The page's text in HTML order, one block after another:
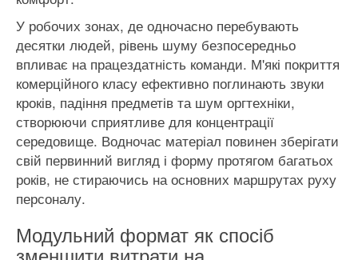
У робочих зонах, де одночасно перебувають
десятки людей, рівень шуму безпосередньо
впливає на працездатність команди. М'які покриття
комерційного класу ефективно поглинають звуки
кроків, падіння предметів та шум оргтехніки,
створюючи сприятливе для концентрації
середовище. Водночас матеріал повинен зберігати
свій первинний вигляд і форму протягом багатьох
років, не стираючись на основних маршрутах руху
персоналу.
Модульний формат як спосіб